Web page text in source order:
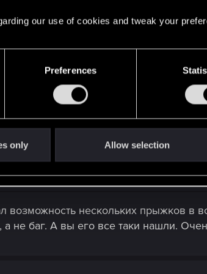
our use of cookies and tweak your
Preferences
only Allow selection
технического исполнения
счету. А по факту лишь отвязали
немножко порядок
сформировать плейлист. А
возможность нескольких прыжков в
не баг. А вы его все таки нашли.